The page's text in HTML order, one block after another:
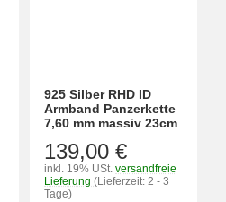
925 Silber RHD ID
Armband Panzerkette
7,60 mm massiv 23cm
139,00 €
inkl. 19% USt. versandfreie
Lieferung (Lieferzeit: 2 - 3
Tage)